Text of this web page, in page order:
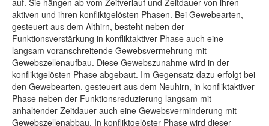
auf. Sie hängen ab vom Zeitverlauf und Zeitdauer von ihren
aktiven und ihren konfliktgelösten Phasen. Bei Gewebearten,
gesteuert aus dem Althirn, besteht neben der
Funktionsverstärkung in konfliktaktiver Phase auch eine
langsam voranschreitende Gewebsvermehrung mit
Gewebszellenaufbau. Diese Gewebszunahme wird in der
konfliktgelösten Phase abgebaut. Im Gegensatz dazu erfolgt bei
den Gewebearten, gesteuert aus dem Neuhirn, in konfliktaktiver
Phase neben der Funktionsreduzierung langsam mit
anhaltender Zeitdauer auch eine Gewebsverminderung mit
Gewebszellenabbau. In konfliktgelöster Phase wird dieser